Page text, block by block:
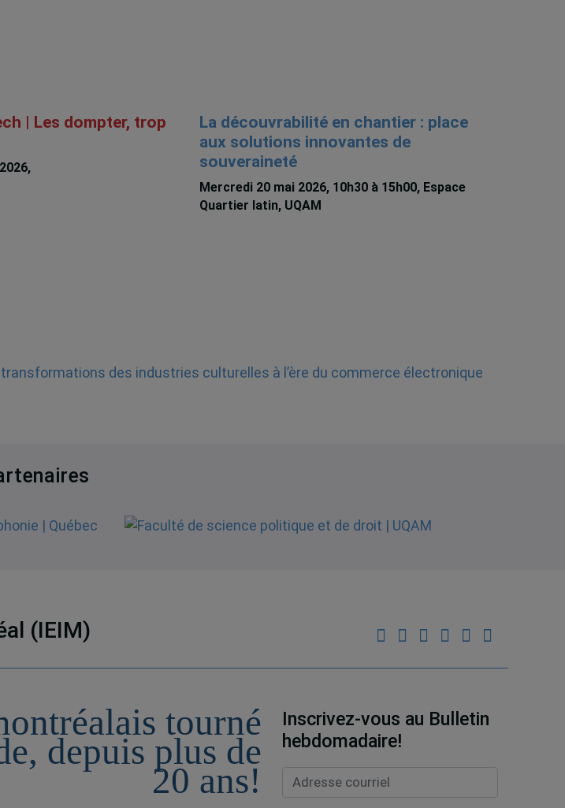
| Les dompter, trop
La découvrabilité en chantier : place
aux solutions innovantes de
souveraineté
Mercredi 20 mai 2026, 10h30 à 15h00, Espace
Quartier latin, UQAM
des industries culturelles à l’ère du commerce électronique
(IEIM)
tourné
depuis plus de
20 ans!
Inscrivez-vous au Bulletin
hebdomadaire!